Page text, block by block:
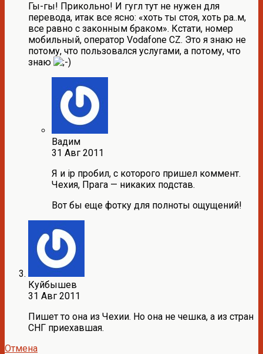
Гы-гы! Прикольно! И гугл тут не нужен для
перевода, итак все ясно: «хоть ты стоя, хоть ра..м,
все равно с законным браком». Кстати, номер
мобильный, оператор Vodafone CZ. Это я знаю не
потому, что пользовался услугами, а потому, что
знаю
Вадим
31 Авг 2011
Я и ip пробил, с которого пришел коммент.
Чехия, Прага — никаких подстав.
Вот бы еще фотку для полноты ощущений!
Куйбышев
31 Авг 2011
Пишет то она из Чехии. Но она не чешка, а из стран
СНГ приехавшая.
Отмена